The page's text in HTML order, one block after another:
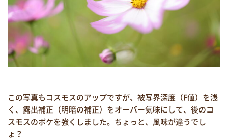
この写真もコスモスのアップですが、被写界深度（F値）を浅
く、露出補正（明暗の補正）をオーバー気味にして、後のコ
スモスのボケを強くしました。ちょっと、風味が違うでし
ょ？